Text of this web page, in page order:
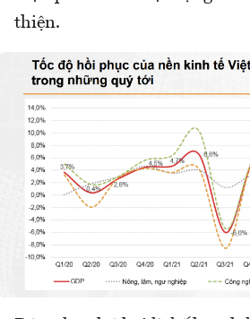
thiện.